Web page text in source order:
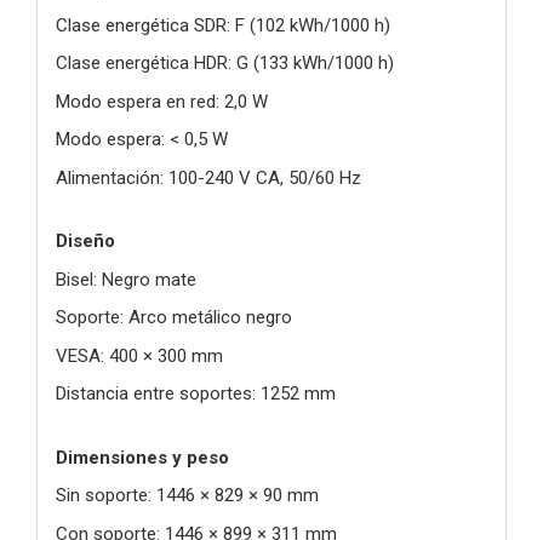
Clase energética SDR: F (102 kWh/1000 h)
Clase energética HDR: G (133 kWh/1000 h)
Modo espera en red: 2,0 W
Modo espera: < 0,5 W
Alimentación: 100-240 V CA, 50/60 Hz
Diseño
Bisel: Negro mate
Soporte: Arco metálico negro
VESA: 400 × 300 mm
Distancia entre soportes: 1252 mm
Dimensiones y peso
Sin soporte: 1446 × 829 × 90 mm
Con soporte: 1446 × 899 × 311 mm